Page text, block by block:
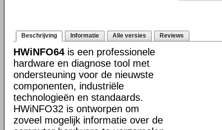
Beschrijving Informatie Alle versies Reviews
HWiNFO64 is een professionele
hardware en diagnose tool met
ondersteuning voor de nieuwste
componenten, industriële
technologieën en standaards.
HWiNFO32 is ontworpen om
zoveel mogelijk informatie over de